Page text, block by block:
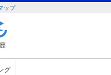
ップ
グ